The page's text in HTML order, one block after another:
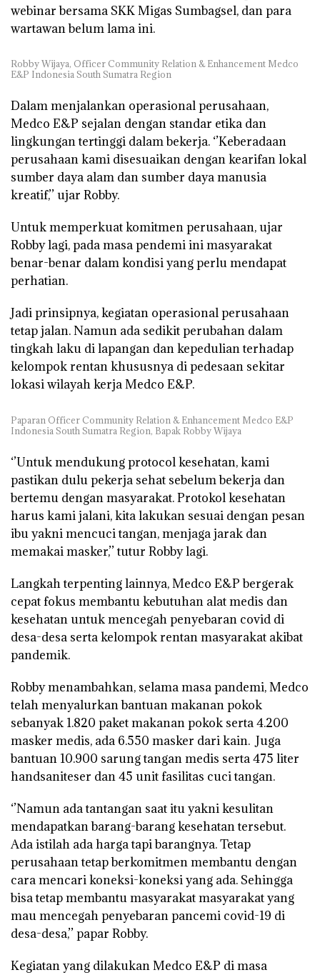
webinar bersama SKK Migas Sumbagsel, dan para
wartawan belum lama ini.
Robby Wijaya, Officer Community Relation & Enhancement Medco
E&P Indonesia South Sumatra Region
Dalam menjalankan operasional perusahaan,
Medco E&P sejalan dengan standar etika dan
lingkungan tertinggi dalam bekerja. ‘’Keberadaan
perusahaan kami disesuaikan dengan kearifan lokal
sumber daya alam dan sumber daya manusia
kreatif,’’ ujar Robby.
Untuk memperkuat komitmen perusahaan, ujar
Robby lagi, pada masa pendemi ini masyarakat
benar-benar dalam kondisi yang perlu mendapat
perhatian.
Jadi prinsipnya, kegiatan operasional perusahaan
tetap jalan. Namun ada sedikit perubahan dalam
tingkah laku di lapangan dan kepedulian terhadap
kelompok rentan khususnya di pedesaan sekitar
lokasi wilayah kerja Medco E&P.
Paparan Officer Community Relation & Enhancement Medco E&P
Indonesia South Sumatra Region, Bapak Robby Wijaya
‘’Untuk mendukung protocol kesehatan, kami
pastikan dulu pekerja sehat sebelum bekerja dan
bertemu dengan masyarakat. Protokol kesehatan
harus kami jalani, kita lakukan sesuai dengan pesan
ibu yakni mencuci tangan, menjaga jarak dan
memakai masker,’’ tutur Robby lagi.
Langkah terpenting lainnya, Medco E&P bergerak
cepat fokus membantu kebutuhan alat medis dan
kesehatan untuk mencegah penyebaran covid di
desa-desa serta kelompok rentan masyarakat akibat
pandemik.
Robby menambahkan, selama masa pandemi, Medco
telah menyalurkan bantuan makanan pokok
sebanyak 1.820 paket makanan pokok serta 4.200
masker medis, ada 6.550 masker dari kain. Juga
bantuan 10.900 sarung tangan medis serta 475 liter
handsaniteser dan 45 unit fasilitas cuci tangan.
‘’Namun ada tantangan saat itu yakni kesulitan
mendapatkan barang-barang kesehatan tersebut.
Ada istilah ada harga tapi barangnya. Tetap
perusahaan tetap berkomitmen membantu dengan
cara mencari koneksi-koneksi yang ada. Sehingga
bisa tetap membantu masyarakat masyarakat yang
mau mencegah penyebaran pancemi covid-19 di
desa-desa,’’ papar Robby.
Kegiatan yang dilakukan Medco E&P di masa